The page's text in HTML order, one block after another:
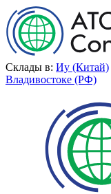
Склады в: Иу (Китай)
Владивостоке (РФ)